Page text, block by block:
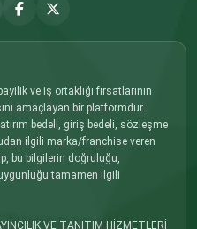
ve iş ortaklığı fırsatlarının
amaçlayan bir platformdur.
bedeli, giriş bedeli, sözleşme
ilgili marka/franchise veren
bu bilgilerin doğruluğu,
tamamen ilgili
VE TANITIM HİZMETLERİ